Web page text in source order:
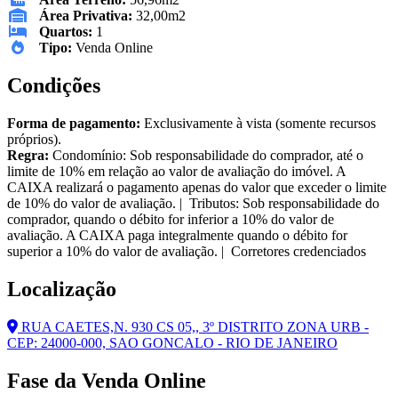
Área Privativa: 32,00m2
Quartos: 1
Tipo: Venda Online
Condições
Forma de pagamento: Exclusivamente à vista (somente recursos
próprios).
Regra: Condomínio: Sob responsabilidade do comprador, até o
limite de 10% em relação ao valor de avaliação do imóvel. A
CAIXA realizará o pagamento apenas do valor que exceder o limite
de 10% do valor de avaliação. | Tributos: Sob responsabilidade do
comprador, quando o débito for inferior a 10% do valor de
avaliação. A CAIXA paga integralmente quando o débito for
superior a 10% do valor de avaliação. | Corretores credenciados
Localização
RUA CAETES,N. 930 CS 05,, 3º DISTRITO ZONA URB -
CEP: 24000-000, SAO GONCALO - RIO DE JANEIRO
Fase da Venda Online